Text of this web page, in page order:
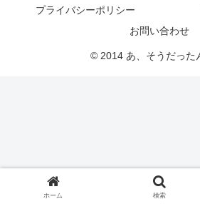
プライバシーポリシー
お問い合わせ
© 2014 あ、そうだった
ホーム 検索